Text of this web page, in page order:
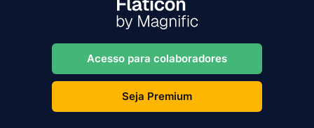
Acesso para colaboradores
Seja Premium